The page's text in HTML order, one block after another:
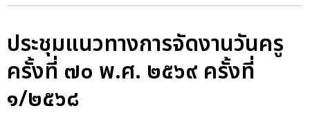
ประชุมแนวทางการจัดงานวันครู
ครั้งที่ ๗๐ พ.ศ. ๒๕๖๙ ครั้งที่
๑/๒๕๖๘